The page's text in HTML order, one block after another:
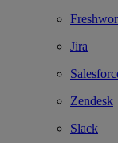
Jira
Zendesk
Slack